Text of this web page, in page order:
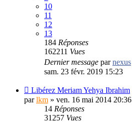
10
11
12
13
184 Réponses
162211 Vues
Dernier message parnexus
sam. 23 févr. 2019 15:23
Libérez Meriam Yehya Ibrahim
parlkm » ven. 16 mai 2014 20:36
14 Réponses
31257 Vues